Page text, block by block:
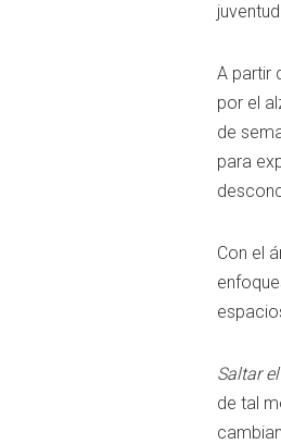
A partir
por el
de
para
Con el
Saltar
de tal